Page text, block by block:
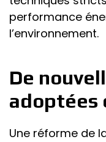
performance
l’environnement.
De
adoptées
Une réforme de